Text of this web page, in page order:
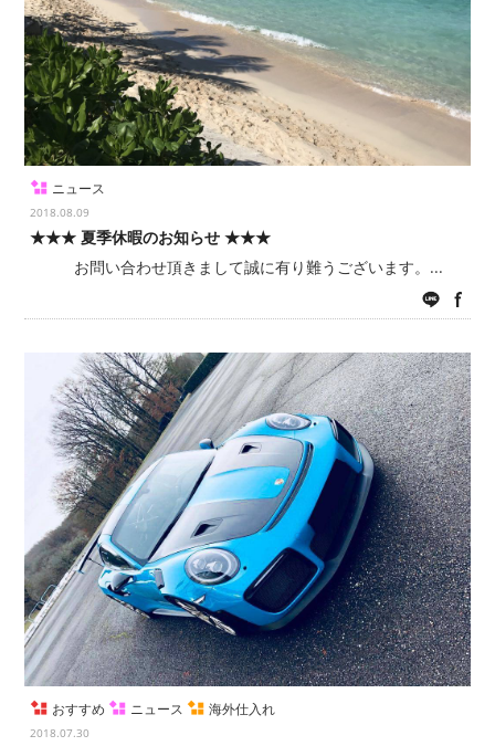
ニュース
2018.08.09
★★★ 夏季休暇のお知らせ ★★★
お問い合わせ頂きまして誠に有り難うございます。...
LINE
おすすめ ニュース 海外仕入れ
2018.07.30